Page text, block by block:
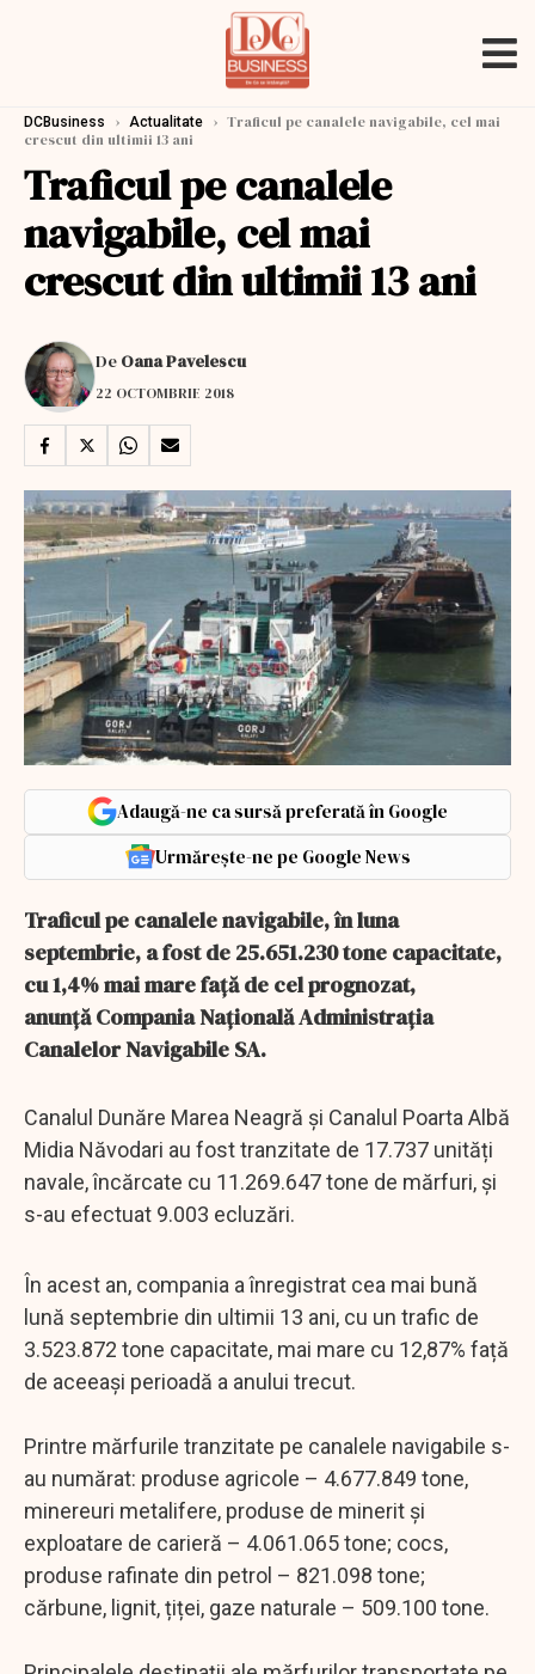
DCBusiness › Actualitate › Traficul pe canalele navigabile, cel mai
crescut din ultimii 13 ani
Traficul pe canalele
navigabile, cel mai
crescut din ultimii 13 ani
De Oana Pavelescu
22 OCTOMBRIE 2018
Adaugă-ne ca sursă preferată în Google
Urmărește-ne pe Google News
Traficul pe canalele navigabile, în luna
septembrie, a fost de 25.651.230 tone capacitate,
cu 1,4% mai mare față de cel prognozat,
anunță Compania Națională Administrația
Canalelor Navigabile SA.
Canalul Dunăre Marea Neagră și Canalul Poarta Albă
Midia Năvodari au fost tranzitate de 17.737 unități
navale, încărcate cu 11.269.647 tone de mărfuri, și
s-au efectuat 9.003 ecluzări.
În acest an, compania a înregistrat cea mai bună
lună septembrie din ultimii 13 ani, cu un trafic de
3.523.872 tone capacitate, mai mare cu 12,87% față
de aceeași perioadă a anului trecut.
Printre mărfurile tranzitate pe canalele navigabile s-
au numărat: produse agricole – 4.677.849 tone,
minereuri metalifere, produse de minerit și
exploatare de carieră – 4.061.065 tone; cocs,
produse rafinate din petrol – 821.098 tone;
cărbune, lignit, țiței, gaze naturale – 509.100 tone.